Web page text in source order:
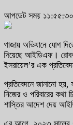
আপডেট সময় ১১:৫৫:৩০
গাজায় অভিযানে যোগ
দিয়েছে আইডিএফ।
ইসরায়েল’র এক
প্রতিবেদনে জানানো হয়,
নিজের ও পরিবারের কথা
শাস্তির আদেশ দেয়